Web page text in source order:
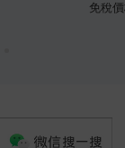
免稅